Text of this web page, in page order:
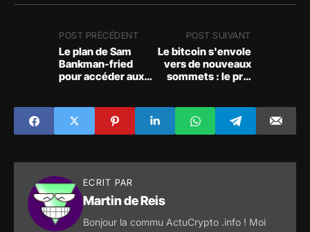
POST PRÉCÉDENT
Le plan de Sam
Bankman-fried
pour accéder aux
POST SUIVANT
Le bitcoin s'envole
vers de nouveaux
sommets : le prix
ECRIT PAR
Martin de Reis
Bonjour la commu ActuCrypto .info ! Moi